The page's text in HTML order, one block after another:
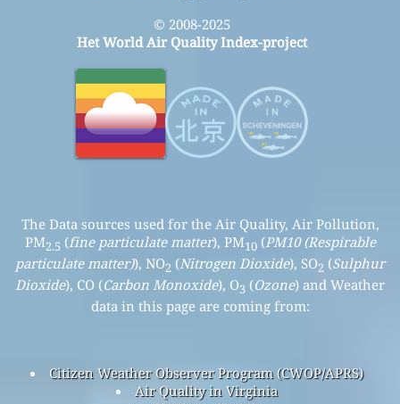
© 2008-2025
Het World Air Quality Index-project
The Data sources used for the Air Quality, Air Pollution,
PM2.5 (fine particulate matter), PM10(PM10 (Respirable
particulate matter)), NO2 (Nitrogen Dioxide), SO2 (Sulphur
Dioxide), CO (Carbon Monoxide), O3 (Ozone) and Weather
data in this page are coming from:
Citizen Weather Observer Program (CWOP/APRS)
Air Quality in Virginia